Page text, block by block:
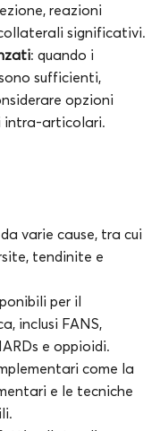
reazioni
significativi.
: quando i
sufficienti,
opzioni
intra-articolari.
varie cause, tra cui
tendinite e
per il
inclusi FANS,
e oppioidi.
come la
e le tecniche